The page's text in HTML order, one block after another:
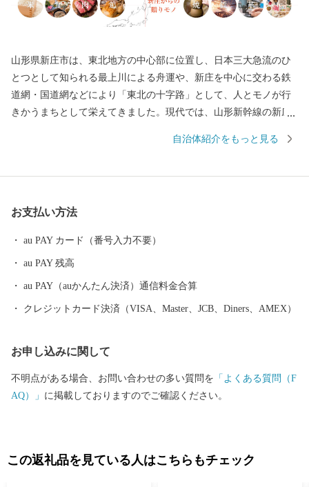
山形県新庄市は、東北地方の中心部に位置し、日本三大急流のひ
とつとして知られる最上川による舟運や、新庄を中心に交わる鉄
道網・国道網などにより「東北の十字路」として、人とモノが行
きかうまちとして栄えてきました。現代では、山形新幹線の新庄
たことや、近県を結ぶ高速自動車道の中心地として整備が進むな
た、歴史と文化に彩られたまちでもあります。 これまで培ってき
た都市基盤を土台として、さらに質の高い都市機能と快適性のな
ができる『田園都市』を目指し、まちづくりを進めています。
新庄市はふるさと納税の基準に適合しているとして、総務大臣の
指定を受けています。指定期間内に新庄市にふるさと納税をする
はワンストップ特例申告書の提出を要します。 ▪指定期間 令和5
年10月1日～令和6年9月30日 ▪指定根拠 地方税法第37条の2第2項
及び同第314条の7第2項
自治体紹介をもっと見る
お支払い方法
au PAY カード（番号入力不要）
au PAY 残高
au PAY（auかんたん決済）通信料金合算
クレジットカード決済（VISA、Master、JCB、Diners、AMEX）
お申し込みに関して
不明点がある場合、お問い合わせの多い質問を 「よくある質問（F
AQ）」 に掲載しておりますのでご確認ください。
この返礼品を見ている人はこちらもチェック